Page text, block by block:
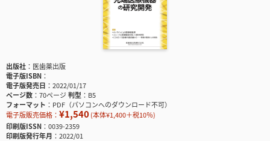
出版社
医歯薬出版
電子版ISBN
電子版発売日
2022/01/17
ページ数
70ページ判型
B5
フォーマット
PDF（パソコンへのダウンロード不可）
電子版販売価格： ¥1,540(本体¥1,400＋税10％)
印刷版ISSN
0039-2359
印刷版発行年月
2022/01